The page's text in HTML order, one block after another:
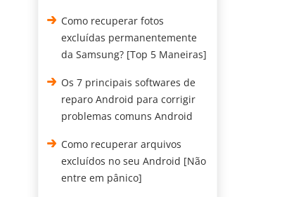
Como recuperar fotos
excluídas permanentemente
da Samsung? [Top 5 Maneiras]
Os 7 principais softwares de
reparo Android para corrigir
problemas comuns Android
Como recuperar arquivos
excluídos no seu Android [Não
entre em pânico]